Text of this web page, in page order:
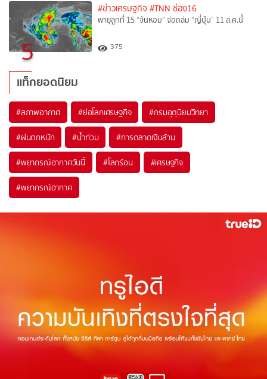
5
#ข่าวเศรษฐกิจ #TNN ช่อง16
พายุลูกที่ 15 “จันหอม” จ่อถล่ม “ญี่ปุ่น” 11 ส.ค.นี้
375
แท็กยอดนิยม
#สภาพอากาศ #ย่อโลกเศรษฐกิจ #กรมอุตุนิยมวิทยา
#ฝนตกหนัก #น้ำท่วม #การตลาดเงินล้าน
#พยากรณ์อากาศวันนี้ #โลกร้อน #เศรษฐกิจ
#พยากรณ์อากาศ